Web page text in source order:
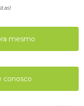
mesmo
conosco